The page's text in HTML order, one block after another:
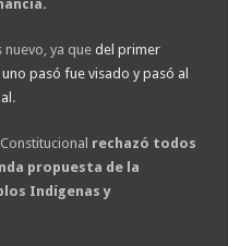
nuevo, ya quedel primer
pasó fue visado y pasó al
.
rechazó todos
propuesta de la
Indígenas y